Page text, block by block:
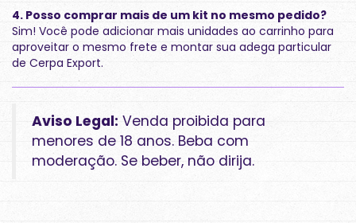
4. Posso comprar mais de um kit no mesmo pedido?
Sim! Você pode adicionar mais unidades ao carrinho para
aproveitar o mesmo frete e montar sua adega particular
de Cerpa Export.
Aviso Legal: Venda proibida para
menores de 18 anos. Beba com
moderação. Se beber, não dirija.